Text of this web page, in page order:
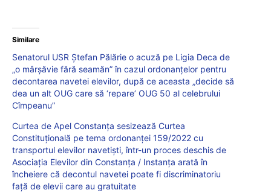
Similare
Senatorul USR Ștefan Pălărie o acuză pe Ligia Deca de
„o mârșăvie fără seamăn” în cazul ordonanțelor pentru
decontarea navetei elevilor, după ce aceasta „decide să
dea un alt OUG care să ‘repare’ OUG 50 al celebrului
Cîmpeanu”
Curtea de Apel Constanța sesizează Curtea
Constituțională pe tema ordonanței 159/2022 cu
transportul elevilor navetiști, într-un proces deschis de
Asociația Elevilor din Constanța / Instanța arată în
încheiere că decontul navetei poate fi discriminatoriu
față de elevii care au gratuitate